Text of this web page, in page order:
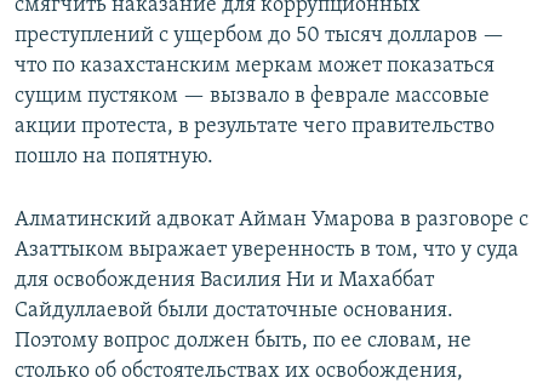
смягчить наказание для коррупционных
преступлений с ущербом до 50 тысяч долларов —
что по казахстанским меркам может показаться
сущим пустяком — вызвало в феврале массовые
акции протеста, в результате чего правительство
пошло на попятную.
Алматинский адвокат Айман Умарова в разговоре с
Азаттыком выражает уверенность в том, что у суда
для освобождения Василия Ни и Махаббат
Сайдуллаевой были достаточные основания.
Поэтому вопрос должен быть, по ее словам, не
столько об обстоятельствах их освобождения,